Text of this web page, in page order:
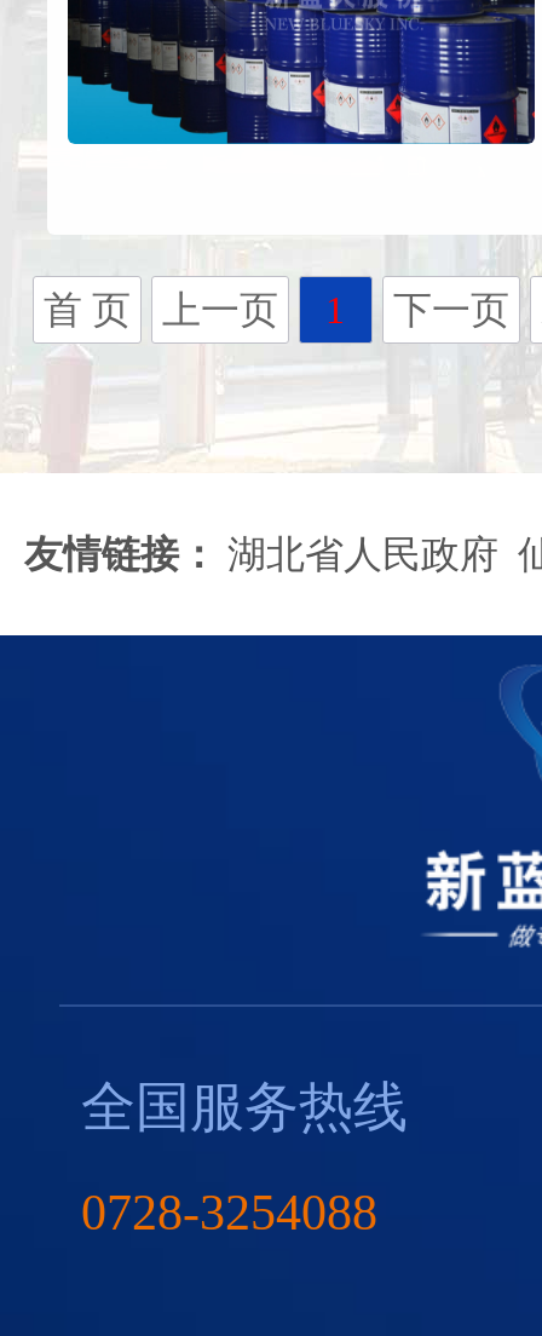
首 页 上一页 1 下一页
友情链接： 湖北省人民政府
全国服务热线
0728-3254088